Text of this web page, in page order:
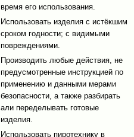
время его использования.
Использовать изделия с истёкшим
сроком годности; с видимыми
повреждениями.
Производить любые действия, не
предусмотренные инструкцией по
применению и данными мерами
безопасности, а также разбирать
али переделывать готовые
изделия.
Использовать пиротехнику в